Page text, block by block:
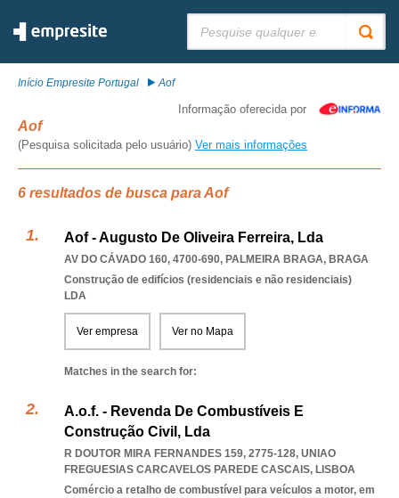
Início Empresite Portugal Aof
Informação oferecida por
Aof
(Pesquisa solicitada pelo usuário) Ver mais informações
6 resultados de busca para Aof
Aof - Augusto De Oliveira Ferreira, Lda
AV DO CÁVADO 160, 4700-690, PALMEIRA BRAGA, BRAGA
Construção de edifícios (residenciais e não residenciais)
LDA
Ver empresa Ver no Mapa
Matches in the search for:
A.o.f. - Revenda De Combustíveis E
Construção Civil, Lda
R DOUTOR MIRA FERNANDES 159, 2775-128, UNIAO
FREGUESIAS CARCAVELOS PAREDE CASCAIS, LISBOA
Comércio a retalho de combustível para veículos a motor, em